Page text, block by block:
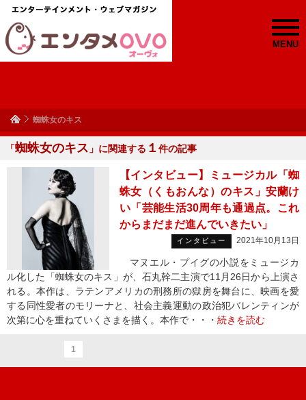
MENU
蜘蛛女のキス
「蜘蛛女のキス 」に関連する １ 件の記事
【インタビュー】ミュージカル「蜘
蛛女（くもおんな）のキス」安蘭け
い「芸能生活30周年も通過点。これ
からまだまだ進んでいきたい」
インタビュー 2021年10月13日
マヌエル・プイグの小説をミュージカ
ル化した「蜘蛛女のキス」が、石丸幹二主演で11月26日から上演さ
れる。本作は、ラテンアメリカの刑務所の獄房を舞台に、映画を愛
する同性愛者のモリーナと、社会主義運動の政治犯バレンティンが
次第に心を重ねていくさまを描く。本作で・・・ 続きを読む
1